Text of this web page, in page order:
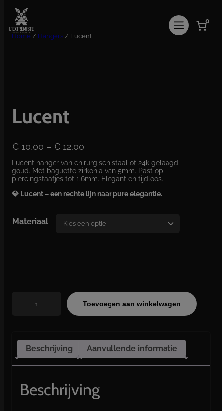
naar
de
inhoud
0
Home / Hangers / Lucent
Lucent
€ 10,00 – € 12,00
i
j
k
1
0
o
t
1
Lucent hanger van chirurgisch staal of 24k gelaagd
goud. Met baguette zirkonia van 5mm. Past op
piercingstaafjes tot 1.6mm. Elegant en tijdloos.
💎 Lucent – een rechte lijn naar pure elegantie.
Materiaal
Toevoegen aan winkelwagen
Beschrijving Aanvullende informatie
Beschrijving